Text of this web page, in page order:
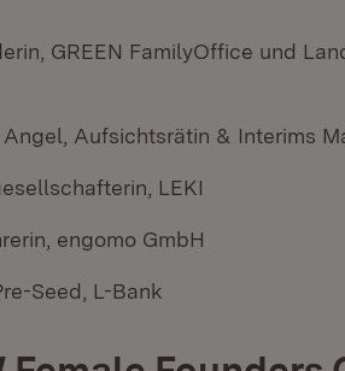
GREEN FamilyOffice und
Aufsichtsrätin & Interims
LEKI
engomo GmbH
Seed, L-Bank